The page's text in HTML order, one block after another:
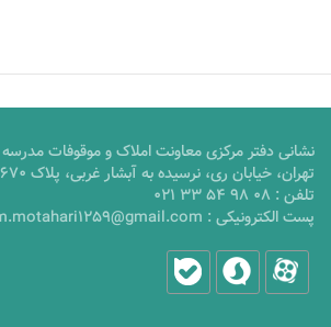
نشانی دفتر مرکزی معاونت املاک و موقوفات
تهران، خیابان ری، نرسیده به آبشار غربی، پلاک 670
تلفن : 021 33 54 98 08
پست الکترونیکی :